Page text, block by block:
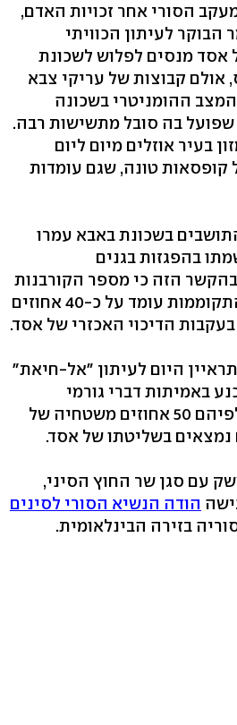
הסורי אחר זכויות האדם,
לעיתון הכוויתי
אסד מנסים לפלוש לשכונת
אולם קבוצות של עריקי צבא
ההומניטרי בשכונה
בה סובל מתשישות רבה.
בעיר אוזלים מיום ליום
קופסאות טונה, שגם עומדות
בשכונת באבא עמרו
בהפגזות בגנים
בהקשר הזה כי מספר הקורבנות
בחומס מאז תחילת ההתקוממות עומד על כ-40 אחוזים
הדיכוי האכזרי של אסד.
היום לעיתון "אל-חיאת"
באמיתות דברי גורמי
האופוזיציה בסוריה, לפיהם 50 אחוזים משטחיה של
נמצאים בשליטתו של אסד.
עם סגן שר החוץ הסיני,
הודה הנשיא הסורי לסינים
בזירה הבינלאומית.